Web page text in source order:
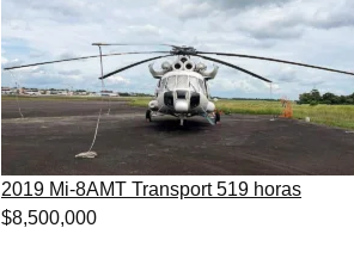
2019 Mi-8AMT Transport 519 horas
$8,500,000